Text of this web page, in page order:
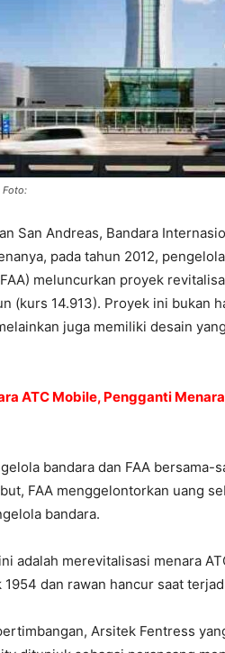
Foto:
San Andreas, Bandara
pada tahun 2012,
meluncurkan proyek
(kurs 14.913). Proyek ini bukan
juga memiliki desain
ATC Mobile, Pengganti
bandara dan FAA
FAA menggelontorkan uang
bandara.
adalah merevitalisasi menara
dan rawan hancur saat
Arsitek Fentress